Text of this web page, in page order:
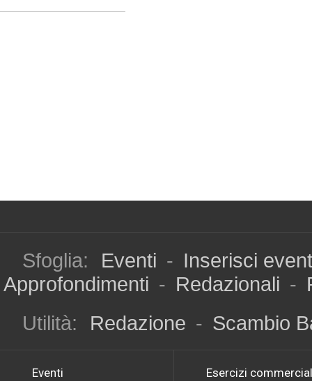
Sfoglia: Eventi - Inserisci
Approfondimenti - Redazionali -
Utilità:
Redazione - Scambio
Eventi Esercizi